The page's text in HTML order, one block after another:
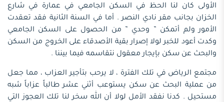
الأولى كان لنا الحظ في السكن الجامعي في عمارة في شارع
الخزان بجانب مقر نادي النصر . أما في السنة الثانية فقد تعقدت
الأمور ولم أتمكن ” وحدي ” من الحصول على السكن الجامعي
وكدت أعود للخبر لولا إصرار بقية الأصدقاء على الخروج من السكن
والبحث عن سكن بإيجار معقول نتقاسمه فيما بيننا .
مجتمع الرياض في تلك الفترة ، لا يرحب بتأجير العزاب ، مما جعل
من عملية البحث عن سكن يستوعب أثني عشر طالباً عزاباً شبه
مستحيل . كدنا نفقد الأمل لولا أن الله سخر لنا تلك العجوز التي